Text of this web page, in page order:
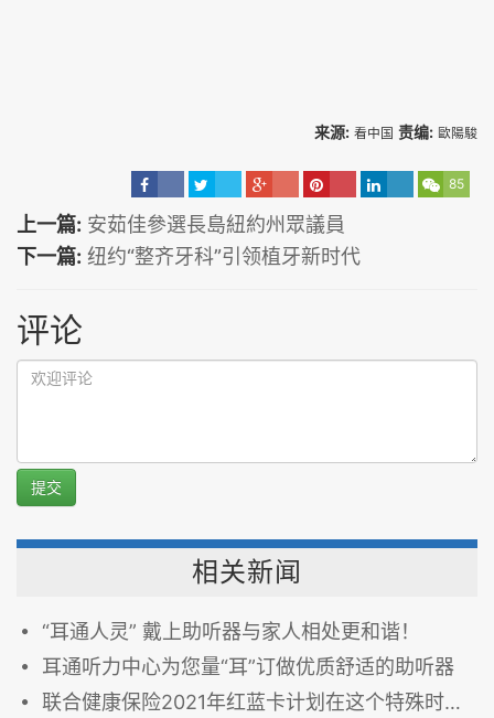
来源: 看中国 责编: 歐陽駿
85
上一篇: 安茹佳參選長島紐約州眾議員
下一篇: 纽约“整齐牙科”引领植牙新时代
评论
提交
相关新闻
“耳通人灵” 戴上助听器与家人相处更和谐！
耳通听力中心为您量“耳”订做优质舒适的助听器
联合健康保险2021年红蓝卡计划在这个特殊时期带给您的独特方案